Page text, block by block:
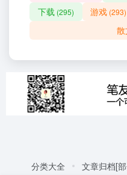
下载 (295) 游戏 (293)
散
分类大全 文章归档[